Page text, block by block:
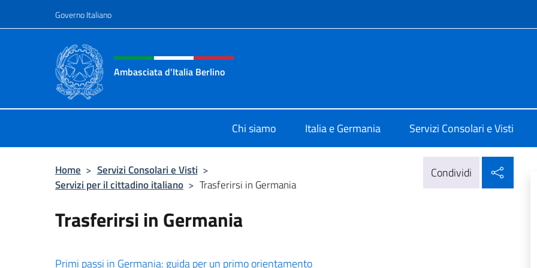
Governo Italiano
Intestazione sito, social e menù
Ambasciata d'Italia Berlino
Chi siamo Italia e Germania Servizi Consolari e Visti
Home > Servizi Consolari e Visti >
Servizi per il cittadino italiano > Trasferirsi in Germania
Condividi
Trasferirsi in Germania
Primi passi in Germania: guida per un primo orientamento